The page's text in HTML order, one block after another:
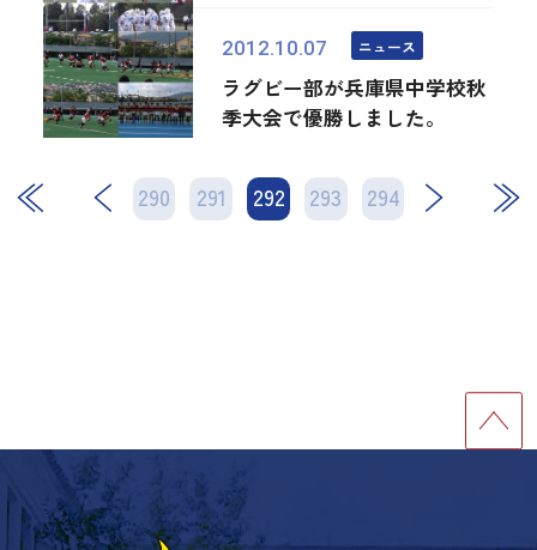
2012.10.07 ニュース
ラグビー部が兵庫県中学校秋
季大会で優勝しました。
290 291 292 293 294
次 最後